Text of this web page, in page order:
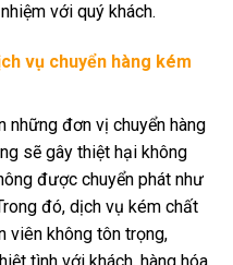
với quý khách.
vụ chuyển hàng kém
những đơn vị chuyển hàng
sẽ gây thiệt hại không
được chuyển phát như
đó, dịch vụ kém chất
viên không tôn trọng,